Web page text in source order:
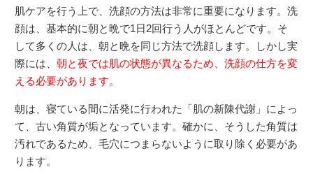
肌ケアを行う上で、洗顔の方法は非常に重要になります。洗
顔は、基本的に朝と晩で1日2回行う人がほとんどです。そ
して多くの人は、朝と晩を同じ方法で洗顔します。しかし実
際には、朝と夜では肌の状態が異なるため、洗顔の仕方を変
える必要があります。
朝は、寝ている間に活発に行われた「肌の新陳代謝」によっ
て、古い角質が垢となっています。確かに、そうした角質は
汚れであるため、毛穴につまらないように取り除く必要があ
ります。